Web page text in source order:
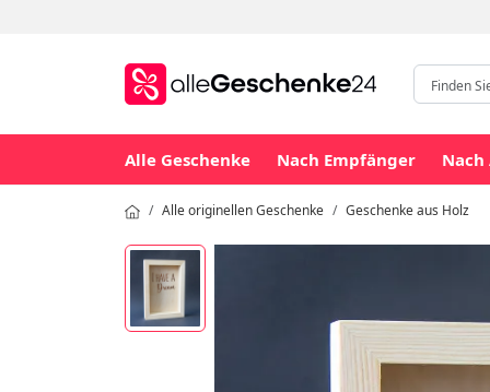
Alle Geschenke Nach Empfänger Nach
Alle originellen Geschenke Geschenke aus Holz